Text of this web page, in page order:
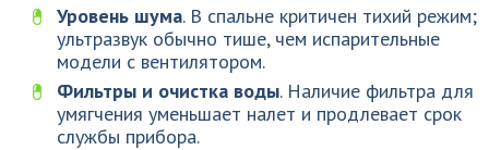
Уровень шума. В спальне критичен тихий режим;
ультразвук обычно тише, чем испарительные
модели с вентилятором.
Фильтры и очистка воды. Наличие фильтра для
умягчения уменьшает налет и продлевает срок
службы прибора.